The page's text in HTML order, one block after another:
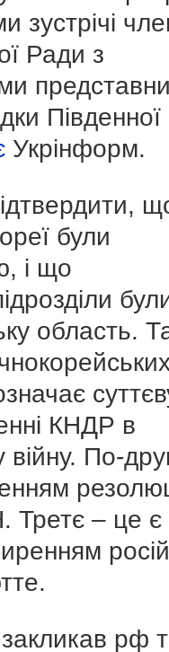
зустрічі
Ради з
Укрінформ.
були
і що
область.
КНДР в
війну. По-
Третє – це є
закликав рф